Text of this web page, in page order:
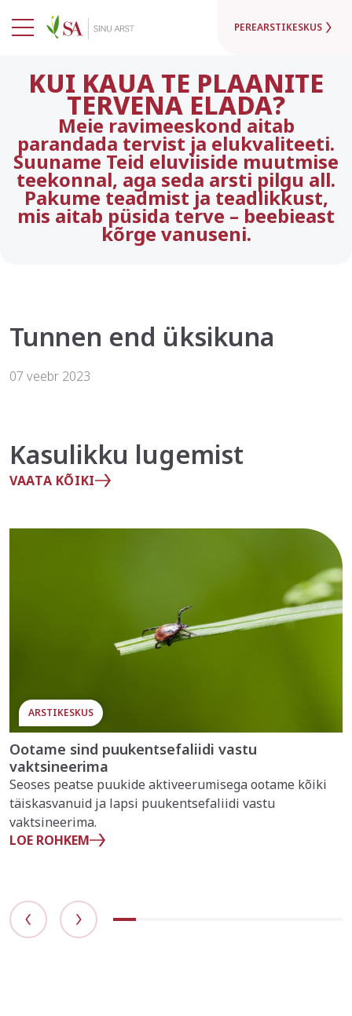
PEREARSTIKESKUS
KUI KAUA TE PLAANITE
TERVENA ELADA?
Meie ravimeeskond aitab
parandada tervist ja elukvaliteeti.
Suuname Teid eluviiside muutmise
teekonnal, aga seda arsti pilgu all.
Pakume teadmist ja teadlikkust,
mis aitab püsida terve – beebieast
kõrge vanuseni.
Tunnen end üksikuna
07 veebr 2023
Kasulikku lugemist
VAATA KÕIKI
ARSTIKESKUS
Ootame sind puukentsefaliidi vastu
vaktsineerima
Seoses peatse puukide aktiveerumisega ootame kõiki
täiskasvanuid ja lapsi puukentsefaliidi vastu
vaktsineerima.
LOE ROHKEM